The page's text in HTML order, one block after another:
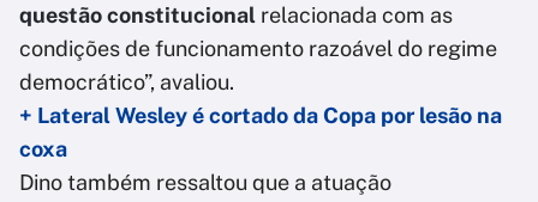
questão constitucional relacionada com as
condições de funcionamento razoável do regime
democrático”, avaliou.
+ Lateral Wesley é cortado da Copa por lesão na
coxa
Dino também ressaltou que a atuação